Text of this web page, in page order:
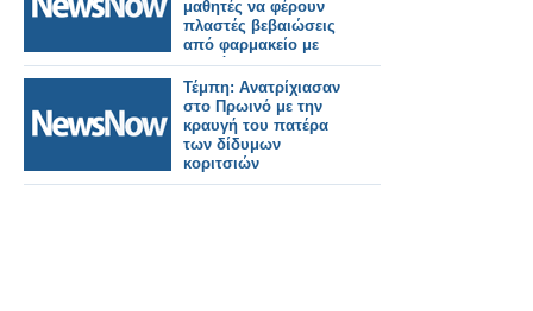
μαθητές να φέρουν
πλαστές βεβαιώσεις
από φαρμακείο με
θετικό τεστ
κορωνοϊού!
Τέμπη: Ανατρίχιασαν
στο Πρωινό με την
κραυγή του πατέρα
των δίδυμων
κοριτσιών